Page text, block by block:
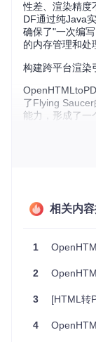
性差、渲染精度
DF通过纯Java
确保了"一次编
的内存管理和处
构建跨平台渲染
了Flying
能力，形成了一
仅保证了HTML
过程分为解析
解析层负责将
格式。该层支
杂的选择器、
础。
相关内
1
2
3 [HTML转
4